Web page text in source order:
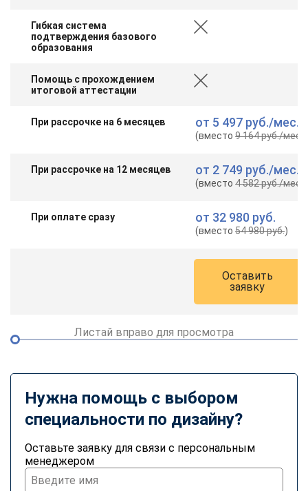
Гибкая система
подтверждения базового
образования
Помощь с прохождением
итоговой аттестации
При рассрочке на 6 месяцев от 5 497 руб./мес.
(вместо9 164 руб./мес.
При рассрочке на 12 месяцев от 2 749 руб./мес.
(вместо4 582 руб./мес.
При оплате сразу от 32 980 руб.
(вместо54 980 руб.)
Оставить
заявку
Листай вправо для просмотра
Нужна помощь с выбором
специальности по дизайну?
Оставьте заявку для связи с персональным
менеджером